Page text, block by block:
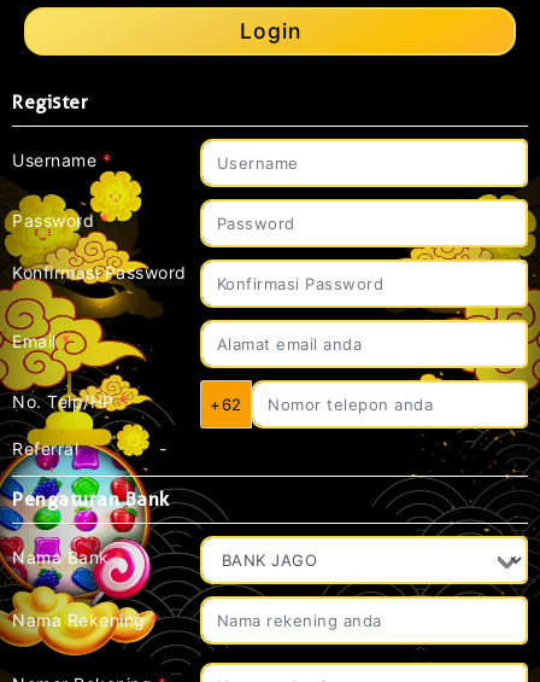
Login
Register
Username *
Password*
Konfirmasi Password
*
Email*
No. Telp/HP* +62
Referral -
Pengaturan Bank
Nama Bank*
Nama Rekening*